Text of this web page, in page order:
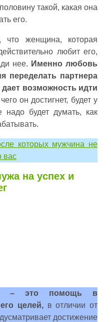
такой, какая она
его.
что женщина, которая
любит его,
нее. Именно любовь
переделать партнера
возможность идти
он достигнет, будет у
будет думать, как
которых мужчина не
вас
на успех и
– это помощь в
целей, в отличии от
достижение